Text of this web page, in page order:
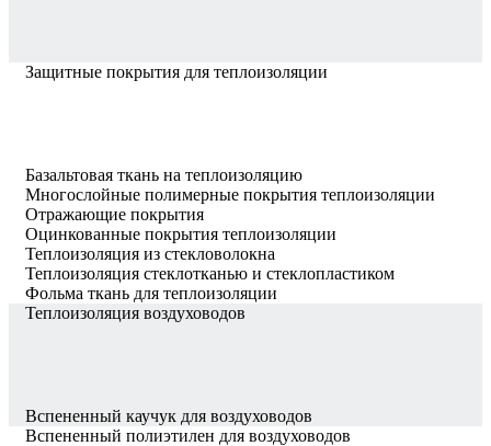
Защитные покрытия для теплоизоляции
Базальтовая ткань на теплоизоляцию
Многослойные полимерные покрытия теплоизоляции
Отражающие покрытия
Оцинкованные покрытия теплоизоляции
Теплоизоляция из стекловолокна
Теплоизоляция стеклотканью и стеклопластиком
Фольма ткань для теплоизоляции
Теплоизоляция воздуховодов
Вспененный каучук для воздуховодов
Вспененный полиэтилен для воздуховодов